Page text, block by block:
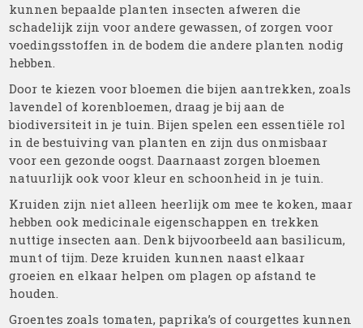
kunnen bepaalde planten insecten afweren die
schadelijk zijn voor andere gewassen, of zorgen voor
voedingsstoffen in de bodem die andere planten nodig
hebben.
Door te kiezen voor bloemen die bijen aantrekken, zoals
lavendel of korenbloemen, draag je bij aan de
biodiversiteit in je tuin. Bijen spelen een essentiële rol
in de bestuiving van planten en zijn dus onmisbaar
voor een gezonde oogst. Daarnaast zorgen bloemen
natuurlijk ook voor kleur en schoonheid in je tuin.
Kruiden zijn niet alleen heerlijk om mee te koken, maar
hebben ook medicinale eigenschappen en trekken
nuttige insecten aan. Denk bijvoorbeeld aan basilicum,
munt of tijm. Deze kruiden kunnen naast elkaar
groeien en elkaar helpen om plagen op afstand te
houden.
Groentes zoals tomaten, paprika’s of courgettes kunnen